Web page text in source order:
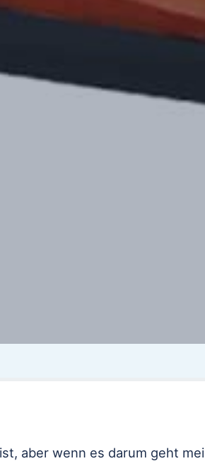
aber wenn es darum geht